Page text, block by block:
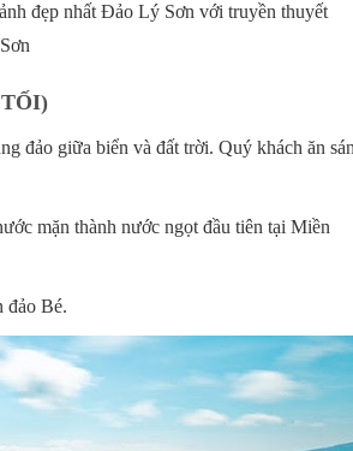
đẹp nhất Đảo Lý Sơn với truyền thuyết
đảo giữa biển và đất trời. Quý khách ăn
mặn thành nước ngọt đầu tiên tại Miền
đảo Bé.